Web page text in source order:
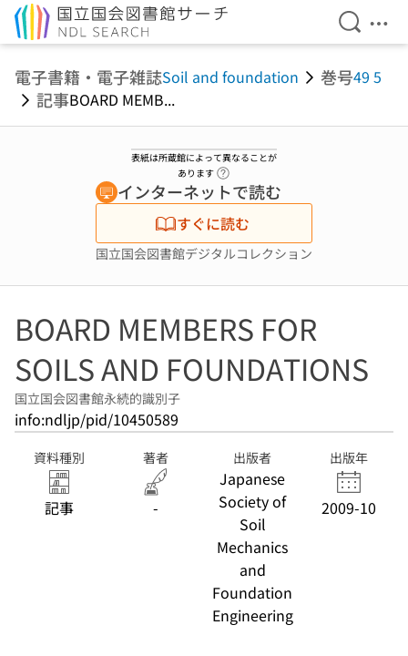
検索を
メ
電子書籍・電子雑誌Soil and foundation 巻号49 5
記事BOARD MEMB...
表紙は所蔵館によって異なることが
あります
インターネットで読む
すぐに読む
国立国会図書館デジタルコレクション
BOARD MEMBERS FOR
SOILS AND FOUNDATIONS
国立国会図書館永続的識別子
info:ndljp/pid/10450589
資料種別
記事
著者
-
出版者
Japanese
Society of
Soil
Mechanics
and
Foundation
Engineering
出版年
2009-10